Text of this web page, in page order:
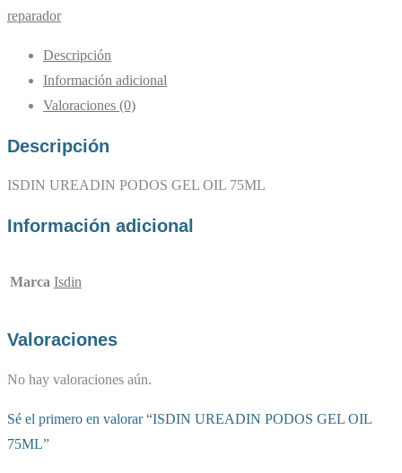
reparador
Descripción
Información adicional
Valoraciones (0)
Descripción
ISDIN UREADIN PODOS GEL OIL 75ML
Información adicional
Marca Isdin
Valoraciones
No hay valoraciones aún.
Sé el primero en valorar “ISDIN UREADIN PODOS GEL OIL
75ML”